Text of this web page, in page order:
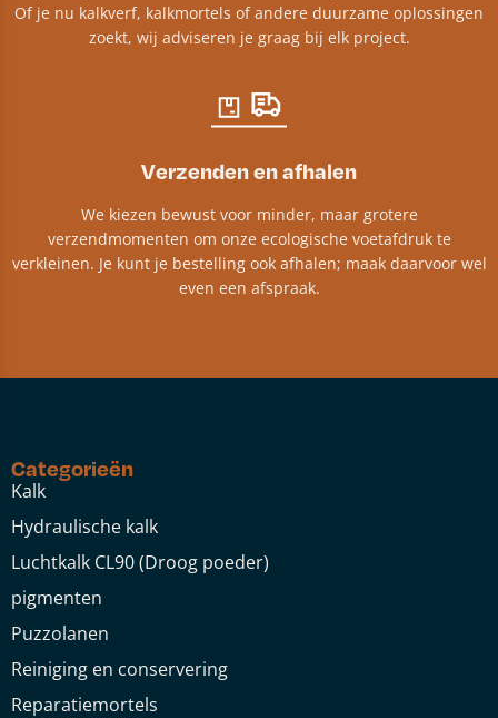
Of je nu kalkverf, kalkmortels of andere duurzame oplossingen
zoekt, wij adviseren je graag bij elk project.​
Verzenden en afhalen
We kiezen bewust voor minder, maar grotere
verzendmomenten om onze ecologische voetafdruk te
verkleinen. Je kunt je bestelling ook afhalen; maak daarvoor wel
even een afspraak.
Categorieën
Kalk
Hydraulische kalk
Luchtkalk CL90 (Droog poeder)
pigmenten
Puzzolanen
Reiniging en conservering
Reparatiemortels